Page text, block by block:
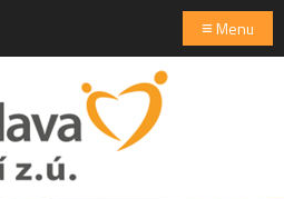
≡Menu